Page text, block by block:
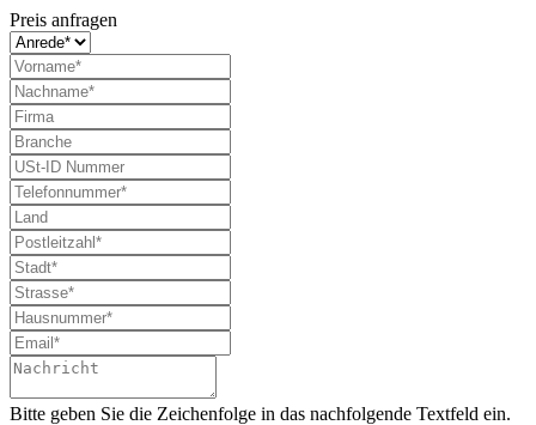
Preis anfragen
Bitte geben Sie die Zeichenfolge in das nachfolgende Textfeld ein.